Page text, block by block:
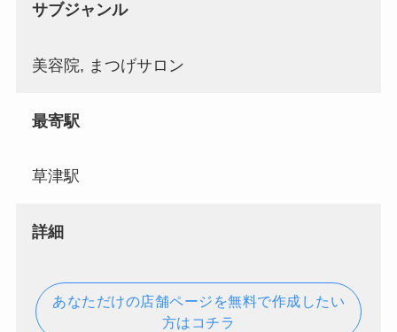
サブジャンル
美容院, まつげサロン
最寄駅
草津駅
詳細
あなただけの店舗ページを無料で作成したい
方はコチラ